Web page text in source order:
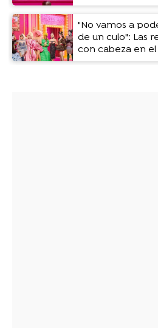
"No vamos a
de un culo": Las
con cabeza en